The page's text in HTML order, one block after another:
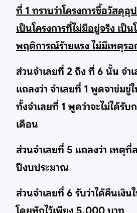
ที่ 1 ทราบว่าโครงการซื้อวัสดุ
เป็นโครงการที่ไม่มีอยู่จริง เป็
พฤติการณ์ร้ายแรง ไม่มีเหตุรอ
ส่วนจำเลยที่ 2 ถึง ที่ 6 นั้น จำ
แถลงว่า จำเลยที่ 1 พูดจาข่มขู่
ทั้งจำเลยที่ 1 พูดว่าจะไม่ได้รับ
เดือน
ส่วนจำเลยที่ 5 แถลงว่า เหตุที่
ปีงบประมาณ
ส่วนจำเลยที่ 6 รับว่าได้คืนเงิน